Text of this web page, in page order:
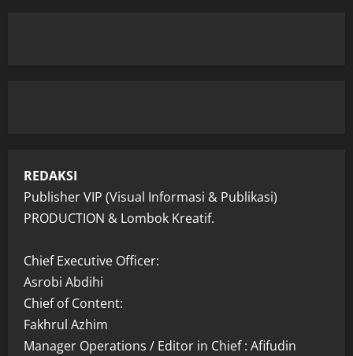
REDAKSI
Publisher VIP (Visual Informasi & Publikasi)
PRODUCTION & Lombok Kreatif.
Chief Executive Officer:
Asrobi Abdihi
Chief of Content:
Fakhrul Azhim
Manager Operations / Editor in Chief : Afifudin